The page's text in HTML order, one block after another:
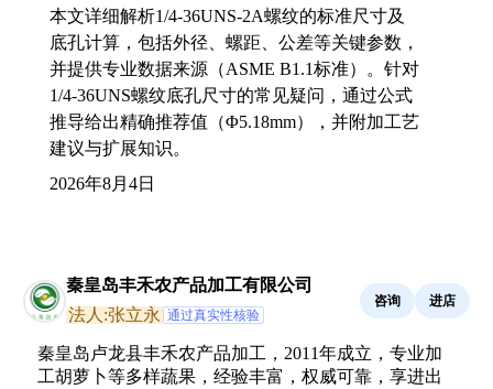
本文详细解析1/4-36UNS-2A螺纹的标准尺寸及
底孔计算，包括外径、螺距、公差等关键参数，
并提供专业数据来源（ASME B1.1标准）。针对
1/4-36UNS螺纹底孔尺寸的常见疑问，通过公式
推导给出精确推荐值（Φ5.18mm），并附加工艺
建议与扩展知识。
2026年8月4日
秦皇岛丰禾农产品加工有限公司
法人:张立永 通过真实性核验
咨询 进店
秦皇岛卢龙县丰禾农产品加工，2011年成立，专业加
工胡萝卜等多样蔬果，经验丰富，权威可靠，享进出